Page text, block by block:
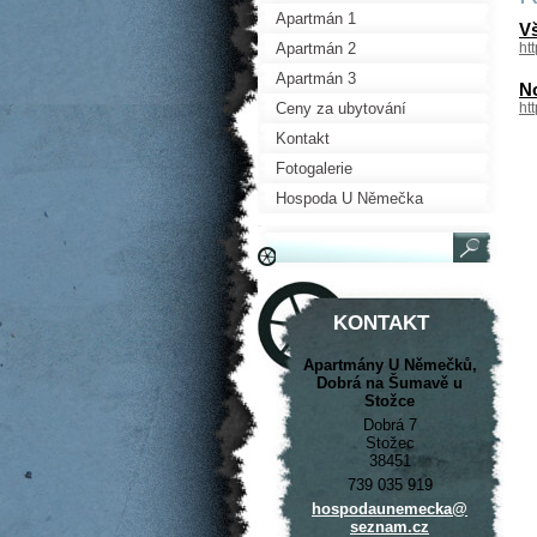
Apartmán 1
Apartmán 2
Apartmán 3
Ceny za ubytování
Kontakt
Fotogalerie
Hospoda U Němečka
KONTAKT
Apartmány U Němečků,
Dobrá na Šumavě u
Stožce
Dobrá 7
Stožec
38451
739 035 919
hospodaunemecka@
seznam.cz